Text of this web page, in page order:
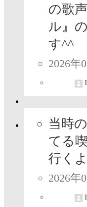
の歌
ル』
す^^
2026年
当時
てる
行くよ
2026年